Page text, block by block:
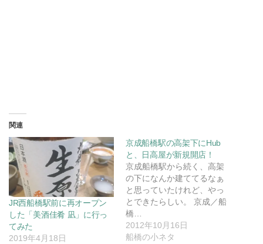
関連
JR西船橋駅前に再オープン
した「美酒佳肴 凪」に行っ
てみた
2019年4月18日
京成船橋駅の高架下にHub
と、日高屋が新規開店！
京成船橋駅から続く、高架
の下になんか建ててるなぁ
と思っていたけれど、やっ
とできたらしい。 京成／船
橋…
2012年10月16日
船橋の小ネタ